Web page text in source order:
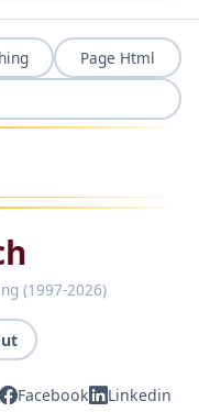
Page Html
(1997-2026)
Facebook Linkedin